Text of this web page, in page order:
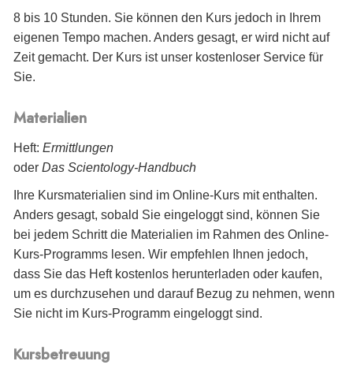
8 bis 10 Stunden. Sie können den Kurs jedoch in Ihrem
eigenen Tempo machen. Anders gesagt, er wird nicht auf
Zeit gemacht. Der Kurs ist unser kostenloser Service für
Sie.
Materialien
Heft: Ermittlungen
oder Das Scientology-Handbuch
Ihre Kursmaterialien sind im Online-Kurs mit enthalten.
Anders gesagt, sobald Sie eingeloggt sind, können Sie
bei jedem Schritt die Materialien im Rahmen des Online-
Kurs-Programms lesen. Wir empfehlen Ihnen jedoch,
dass Sie das Heft kostenlos herunterladen oder kaufen,
um es durchzusehen und darauf Bezug zu nehmen, wenn
Sie nicht im Kurs-Programm eingeloggt sind.
Kursbetreuung